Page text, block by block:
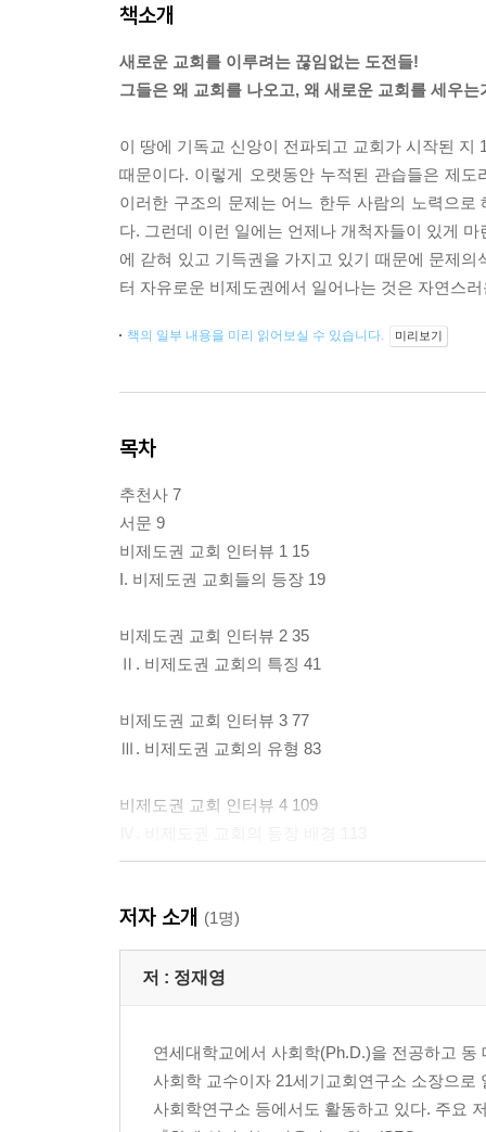
책소개
새로운 교회를 이루려는 끊임없는 도전들!
그들은 왜 교회를 나오고, 왜 새로운 교회를 세우는
이 땅에 기독교 신앙이 전파되고 교회가 시작된
때문이다. 이렇게 오랫동안 누적된 관습들은 제도
이러한 구조의 문제는 어느 한두 사람의 노력으
다. 그런데 이런 일에는 언제나 개척자들이 있게
에 갇혀 있고 기득권을 가지고 있기 때문에 문제
터 자유로운 비제도권에서 일어나는 것은 자연스
책의 일부 내용을 미리 읽어보실 수 있습니다. 미리보기
목차
추천사 7
서문 9
비제도권 교회 인터뷰 1 15
I. 비제도권 교회들의 등장 19
비제도권 교회 인터뷰 2 35
Ⅱ. 비제도권 교회의 특징 41
비제도권 교회 인터뷰 3 77
Ⅲ. 비제도권 교회의 유형 83
비제도권 교회 인터뷰 4 109
Ⅴ. 비제도권 교회와 가나안 성도 143
비제도권 교회 인터뷰 6 168
비제도권 교회 인터뷰 7 246
Ⅶ. 나가는 말 251
저자 소개 (1명)
저 : 정재영
연세대학교에서 사회학(Ph.D.)을 전공하고
사회학 교수이자 21세기교회연구소 소장으
사회학연구소 등에서도 활동하고 있다. 주요